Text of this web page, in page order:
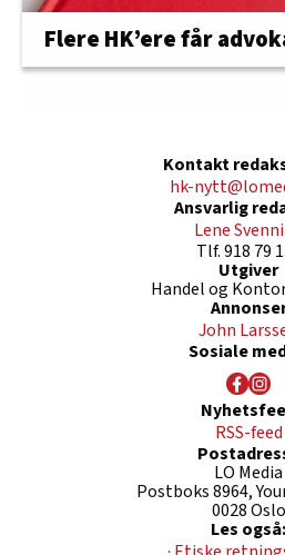
Flere HK’ere får
Kontakt
hk-
Ansvarlig
Lene
Tlf. 918 79
Utgiver
Handel og
John
Sosiale
RSS-feed
LO Media
Postboks 8964,
0028 Oslo
Les også: